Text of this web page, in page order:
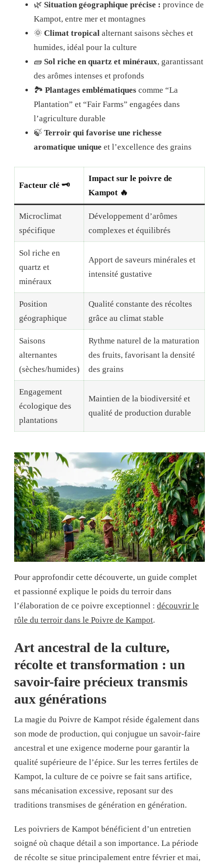
🌿 Situation géographique précise : province de
Kampot, entre mer et montagnes
🌞 Climat tropical alternant saisons sèches et
humides, idéal pour la culture
🧱 Sol riche en quartz et minéraux, garantissant
des arômes intenses et profonds
🏞️ Plantages emblématiques comme “La
Plantation” et “Fair Farms” engagées dans
l’agriculture durable
🍃 Terroir qui favorise une richesse
aromatique unique et l’excellence des grains
Facteur clé 🗝️
Impact sur le poivre de
Kampot 🔥
Microclimat
spécifique
Développement d’arômes
complexes et équilibrés
Sol riche en
quartz et
minéraux
Apport de saveurs minérales et
intensité gustative
Position
géographique
Qualité constante des récoltes
grâce au climat stable
Saisons
alternantes
(sèches/humides)
Rythme naturel de la maturation
des fruits, favorisant la densité
des grains
Engagement
écologique des
plantations
Maintien de la biodiversité et
qualité de production durable
Pour approfondir cette découverte, un guide complet
et passionné explique le poids du terroir dans
l’élaboration de ce poivre exceptionnel : découvrir le
rôle du terroir dans le Poivre de Kampot.
Art ancestral de la culture,
récolte et transformation : un
savoir-faire précieux transmis
aux générations
La magie du Poivre de Kampot réside également dans
son mode de production, qui conjugue un savoir-faire
ancestral et une exigence moderne pour garantir la
qualité supérieure de l’épice. Sur les terres fertiles de
Kampot, la culture de ce poivre se fait sans artifice,
sans mécanisation excessive, reposant sur des
traditions transmises de génération en génération.
Les poivriers de Kampot bénéficient d’un entretien
soigné où chaque détail a son importance. La période
de récolte se situe principalement entre février et mai,